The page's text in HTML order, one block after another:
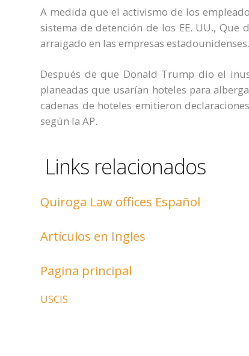
A medida que el activismo de los
sistema de detención de los EE. UU.,
arraigado en las empresas estadounidenses.
Después de que Donald Trump dio el
planeadas que usarían hoteles para
cadenas de hoteles emitieron
según la AP.
Links relacionados
Quiroga Law offices Español
Artículos en Ingles
Pagina principal
USCIS